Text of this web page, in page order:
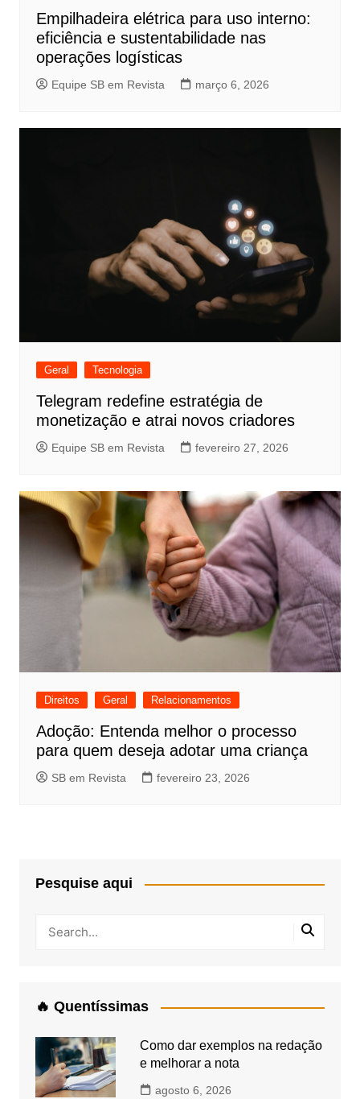
Empilhadeira elétrica para uso interno:
eficiência e sustentabilidade nas
operações logísticas
Equipe SB em Revista março 6, 2026
Geral Tecnologia
Telegram redefine estratégia de
monetização e atrai novos criadores
Equipe SB em Revista fevereiro 27, 2026
Direitos Geral Relacionamentos
Adoção: Entenda melhor o processo
para quem deseja adotar uma criança
SB em Revista fevereiro 23, 2026
Pesquise aqui
🔥 Quentíssimas
Como dar exemplos na redação
e melhorar a nota
agosto 6, 2026